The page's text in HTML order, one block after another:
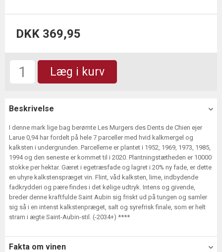
DKK 369,95
Læg i kurv
Beskrivelse
I denne mark lige bag berømte Les Murgers des Dents de Chien ejer
Larue 0,94 har fordelt på hele 7 parceller med hvid kalkmergel og
kalksten i undergrunden. Parcellerne er plantet i 1952, 1969, 1973, 1985,
1994 og den seneste er kommet til i 2020. Plantningstætheden er 10000
stokke per hektar. Gæret i egetræsfade og lagret i 20% ny fade, er dette
en uhyre kalkstenspræget vin. Flint, våd kalksten, lime, indbydende
fadkrydderi og pære findes i det kølige udtryk. Intens og givende,
breder denne kraftfulde Saint Aubin sig friskt ud på tungen og samler
sig så i en intenst kalkstenpræget, salt og syrefrisk finale, som er helt
stram i ægte Saint-Aubin-stil. (-2034+) ****
Fakta om vinen